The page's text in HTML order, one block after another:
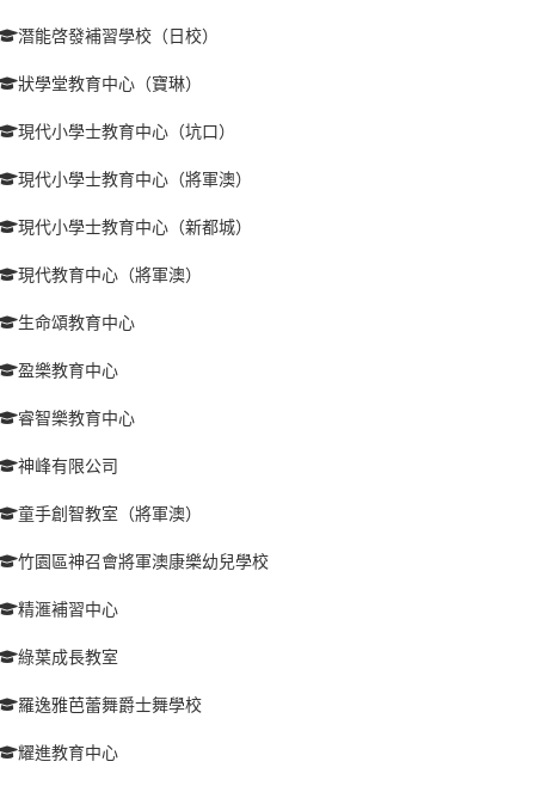
潛能啓發補習學校（日校）
狀學堂教育中心（寶琳）
現代小學士教育中心（坑口）
現代小學士教育中心（將軍澳）
現代小學士教育中心（新都城）
現代教育中心（將軍澳）
生命頌教育中心
盈樂教育中心
睿智樂教育中心
神峰有限公司
童手創智教室（將軍澳）
竹園區神召會將軍澳康樂幼兒學校
精滙補習中心
綠葉成長教室
羅逸雅芭蕾舞爵士舞學校
耀進教育中心